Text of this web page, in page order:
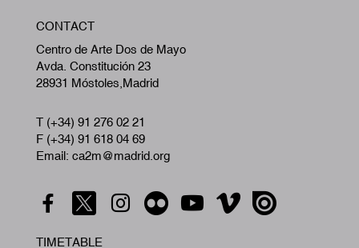
CONTACT
Centro de Arte Dos de Mayo
Avda. Constitución 23
28931 Móstoles,Madrid
T (+34) 91 276 02 21
F (+34) 91 618 04 69
Email: ca2m@madrid.org
TIMETABLE